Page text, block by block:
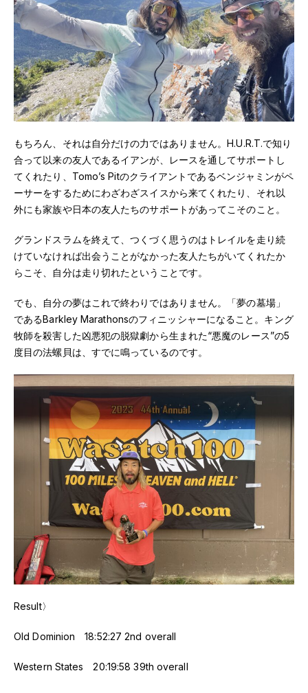
もちろん、それは自分だけの力ではありません。H.U.R.T.で知り
合って以来の友人であるイアンが、レースを通してサポートし
てくれたり、Tomo’s Pitのクライアントであるベンジャミンがペ
ーサーをするためにわざわざスイスから来てくれたり、それ以
外にも家族や日本の友人たちのサポートがあってこそのこと。
グランドスラムを終えて、つくづく思うのはトレイルを走り続
けていなければ出会うことがなかった友人たちがいてくれたか
らこそ、自分は走り切れたということです。
でも、自分の夢はこれで終わりではありません。「夢の墓場」
であるBarkley Marathonsのフィニッシャーになること。キング
牧師を殺害した凶悪犯の脱獄劇から生まれた“悪魔のレース”の5
度目の法螺貝は、すでに鳴っているのです。
Result〉
Old Dominion 18:52:27 2nd overall
Western States 20:19:58 39th overall